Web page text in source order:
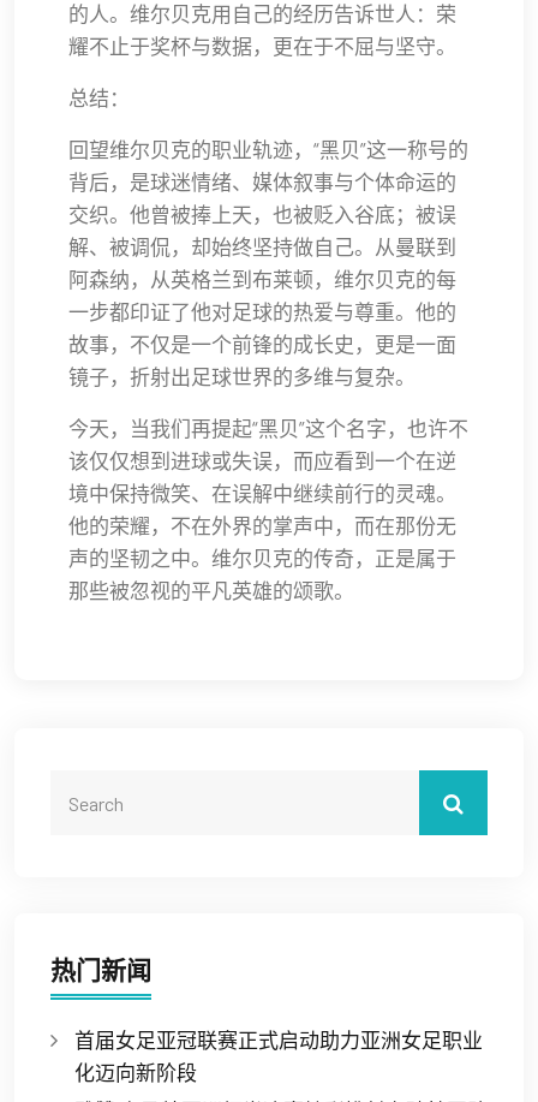
的人。维尔贝克用自己的经历告诉世人：荣
耀不止于奖杯与数据，更在于不屈与坚守。
总结：
回望维尔贝克的职业轨迹，“黑贝”这一称号的
背后，是球迷情绪、媒体叙事与个体命运的
交织。他曾被捧上天，也被贬入谷底；被误
解、被调侃，却始终坚持做自己。从曼联到
阿森纳，从英格兰到布莱顿，维尔贝克的每
一步都印证了他对足球的热爱与尊重。他的
故事，不仅是一个前锋的成长史，更是一面
镜子，折射出足球世界的多维与复杂。
今天，当我们再提起“黑贝”这个名字，也许不
该仅仅想到进球或失误，而应看到一个在逆
境中保持微笑、在误解中继续前行的灵魂。
他的荣耀，不在外界的掌声中，而在那份无
声的坚韧之中。维尔贝克的传奇，正是属于
那些被忽视的平凡英雄的颂歌。
热门新闻
首届女足亚冠联赛正式启动助力亚洲女足职业
化迈向新阶段